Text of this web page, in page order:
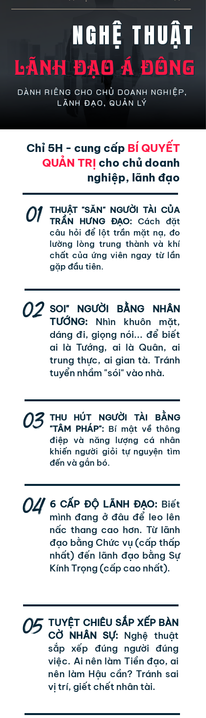
DÀNH RIÊNG CHO CHỦ DOANH NGHIỆP,
LÃNH ĐẠO, QUẢN LÝ
NGHỆ THUẬT
LÃNH ĐẠO Á ĐÔNG
01
THUẬT "SĂN" NGƯỜI TÀI CỦA
TRẦN HƯNG ĐẠO:Cách đặt
câu hỏi để lột trần mặt nạ, đo
lường lòng trung thành và khí
chất của ứng viên ngay từ lần
gặp đầu tiên.
02 SOI" NGƯỜI BẰNG NHÂN
TƯỚNG: Nhìn khuôn mặt,
dáng đi, giọng nói... để biết
ai là Tướng, ai là Quân, ai
trung thực, ai gian tà. Tránh
tuyển nhầm "sói" vào nhà.
03 THU HÚT NGƯỜI TÀI BẰNG
"TÂM PHÁP":Bí mật về thông
điệp và năng lượng cá nhân
khiến người giỏi tự nguyện tìm
đến và gắn bó.
04 6 CẤP ĐỘ LÃNH ĐẠO: Biết
mình đang ở đâu để leo lên
nấc thang cao hơn. Từ lãnh
đạo bằng Chức vụ (cấp thấp
nhất) đến lãnh đạo bằng Sự
Kính Trọng (cấp cao nhất).
05 TUYỆT CHIÊU SẮP XẾP BÀN
CỜ NHÂN SỰ: Nghệ thuật
sắp xếp đúng người đúng
việc. Ai nên làm Tiền đạo, ai
nên làm Hậu cần? Tránh sai
vị trí, giết chết nhân tài.
Chỉ 5H - cung cấp BÍ QUYẾT
QUẢN TRỊ cho chủ doanh
nghiệp, lãnh đạo